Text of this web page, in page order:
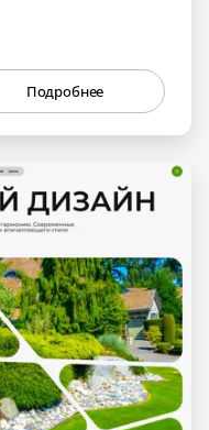
Подробнее